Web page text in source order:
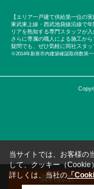
【エリア一戸建て供給第一位の
東武東上線・西武池袋線沿線で
リアを熟知する専門スタッフが
さらに専属の職人による施工か
疑問でも、ぜひ気軽に同社スタッ
※2014年新座市内建築確認取得数第
資料請求
当サイトでは、お客様の
して、クッキー（Cookie
詳しくは、当社の「